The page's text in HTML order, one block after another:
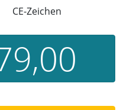
CE-Zeichen